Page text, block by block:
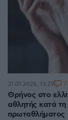
Θρήνος στο
αθλητής κατά
πρωταθλήματος
31.01.2026, 13:29 7